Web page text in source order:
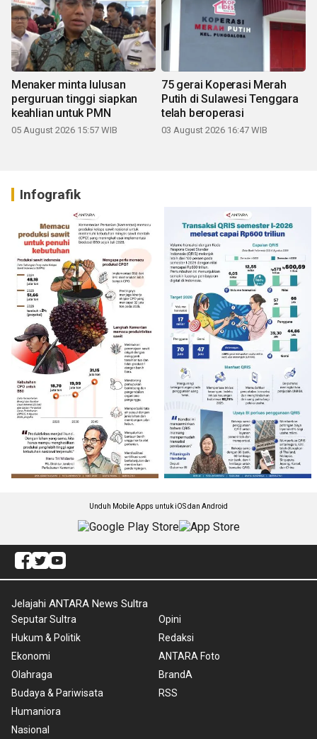
Menaker minta lulusan
perguruan tinggi siapkan
keahlian untuk PMN
05 August 2026 15:57 WIB
75 gerai Koperasi Merah
Putih di Sulawesi Tenggara
telah beroperasi
03 August 2026 16:47 WIB
Infografik
Unduh Mobile Apps untuk iOS dan Android
Jelajahi ANTARA News Sultra
Seputar Sultra
Hukum & Politik
Ekonomi
Olahraga
Budaya & Pariwisata
Humaniora
Nasional
Opini
Redaksi
ANTARA Foto
BrandA
RSS